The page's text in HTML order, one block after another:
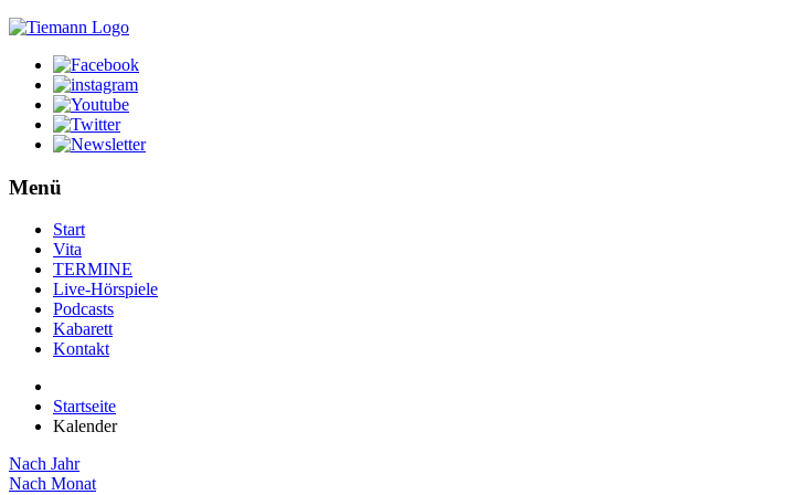
Menü
Start
Vita
TERMINE
Live-Hörspiele
Podcasts
Kabarett
Kontakt
Startseite
Kalender
Nach Jahr
Nach Monat